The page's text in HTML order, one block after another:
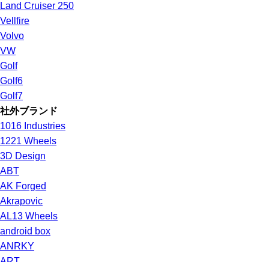
Land Cruiser 250
Vellfire
Volvo
VW
Golf
Golf6
Golf7
社外ブランド
1016 Industries
1221 Wheels
3D Design
ABT
AK Forged
Akrapovic
AL13 Wheels
android box
ANRKY